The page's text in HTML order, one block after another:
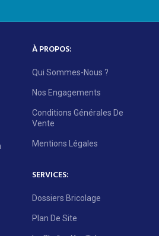
À PROPOS:
Qui Sommes-Nous ?
Nos Engagements
Conditions Générales De
Vente
Mentions Légales
SERVICES:
Dossiers Bricolage
Plan De Site